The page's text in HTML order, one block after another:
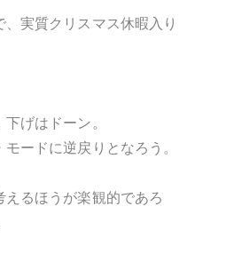
実質クリスマス休暇入り
げはドーン。
ードに逆戻りとなろう。
るほうが楽観的であろ